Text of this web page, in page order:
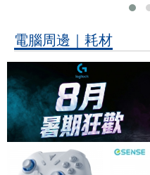
電腦周邊｜耗材